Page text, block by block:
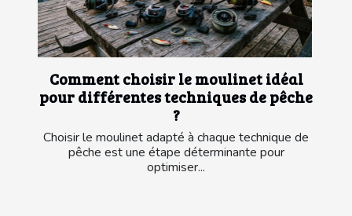
Comment choisir le moulinet idéal
pour différentes techniques de pêche
?
Choisir le moulinet adapté à chaque technique de
pêche est une étape déterminante pour
optimiser...